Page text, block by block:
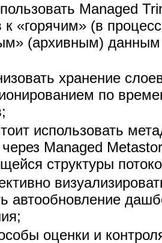
Managed
к «горячим» (в
(архивным) данным
хранение
по
использовать
Managed
структуры
автообновление
оценки и